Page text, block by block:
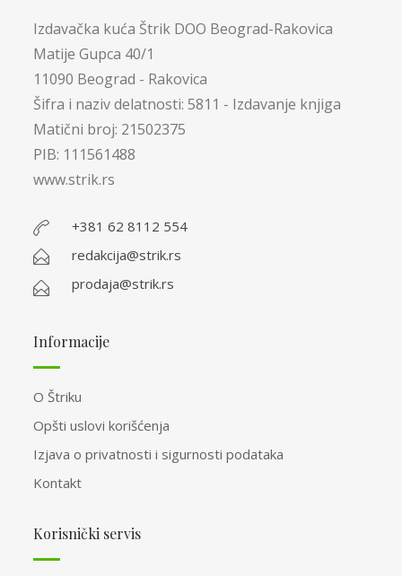
Izdavačka kuća Štrik DOO Beograd-Rakovica
Matije Gupca 40/1
11090 Beograd - Rakovica
Šifra i naziv delatnosti: 5811 - Izdavanje knjiga
Matični broj: 21502375
PIB: 111561488
www.strik.rs
+381 62 8112 554
redakcija@strik.rs
prodaja@strik.rs
Informacije
O Štriku
Opšti uslovi korišćenja
Izjava o privatnosti i sigurnosti podataka
Kontakt
Korisnički servis